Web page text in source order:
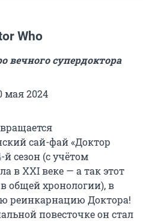
Who
вечного супердоктора
мая 2024
сай-фай «Доктор
сезон (с учётом
в XXI веке — а так этот
общей хронологии), в
реинкарнацию Доктора!
повесточке он стал